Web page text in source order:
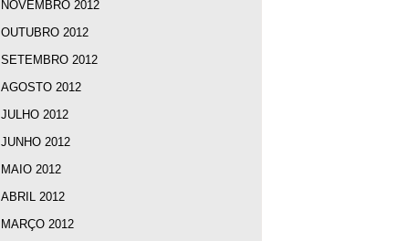
NOVEMBRO 2012
OUTUBRO 2012
SETEMBRO 2012
AGOSTO 2012
JULHO 2012
JUNHO 2012
MAIO 2012
ABRIL 2012
MARÇO 2012